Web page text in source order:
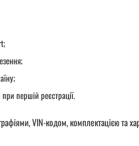
першій реєстрації.
VIN-кодом, комплектацією та